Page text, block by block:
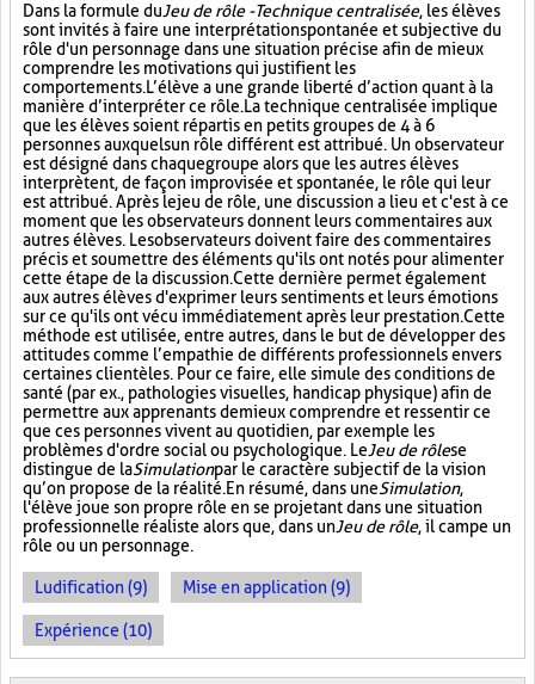
Dans la formule duJeu de rôle - Technique centralisée, les élèves
sont invités à faire une interprétation spontanée et subjective du
rôle d'un personnage dans une situation précise afin de mieux
comprendre les motivations qui justifient les
comportements. L’élève a une grande liberté d’action quant à la
manière d’interpréter ce rôle. La technique centralisée implique
que les élèves soient répartis en petits groupes de 4 à 6
personnes auxquels un rôle différent est attribué. Un observateur
est désigné dans chaque groupe alors que les autres élèves
interprètent, de façon improvisée et spontanée, le rôle qui leur
est attribué. Après le jeu de rôle, une discussion a lieu et c'est à ce
moment que les observateurs donnent leurs commentaires aux
autres élèves. Les observateurs doivent faire des commentaires
précis et soumettre des éléments qu'ils ont notés pour alimenter
cette étape de la discussion. Cette dernière permet également
aux autres élèves d'exprimer leurs sentiments et leurs émotions
sur ce qu'ils ont vécu immédiatement après leur prestation. Cette
méthode est utilisée, entre autres, dans le but de développer des
attitudes comme l’empathie de différents professionnels envers
certaines clientèles. Pour ce faire, elle simule des conditions de
santé (par ex., pathologies visuelles, handicap physique) afin de
permettre aux apprenants de mieux comprendre et ressentir ce
que ces personnes vivent au quotidien, par exemple les
problèmes d'ordre social ou psychologique. LeJeu de rôlese
distingue de laSimulationpar le caractère subjectif de la vision
qu’on propose de la réalité. En résumé, dans uneSimulation,
l'élève joue son propre rôle en se projetant dans une situation
professionnelle réaliste alors que, dans unJeu de rôle, il campe un
rôle ou un personnage.
Ludification (9) Mise en application (9)
Expérience (10)